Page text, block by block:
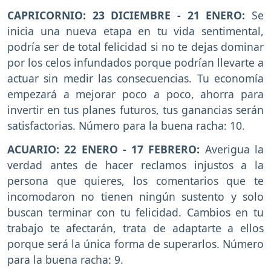
CAPRICORNIO: 23 DICIEMBRE - 21 ENERO: Se
inicia una nueva etapa en tu vida sentimental,
podría ser de total felicidad si no te dejas dominar
por los celos infundados porque podrían llevarte a
actuar sin medir las consecuencias. Tu economía
empezará a mejorar poco a poco, ahorra para
invertir en tus planes futuros, tus ganancias serán
satisfactorias. Número para la buena racha: 10.
ACUARIO: 22 ENERO - 17 FEBRERO: Averigua la
verdad antes de hacer reclamos injustos a la
persona que quieres, los comentarios que te
incomodaron no tienen ningún sustento y solo
buscan terminar con tu felicidad. Cambios en tu
trabajo te afectarán, trata de adaptarte a ellos
porque será la única forma de superarlos. Número
para la buena racha: 9.